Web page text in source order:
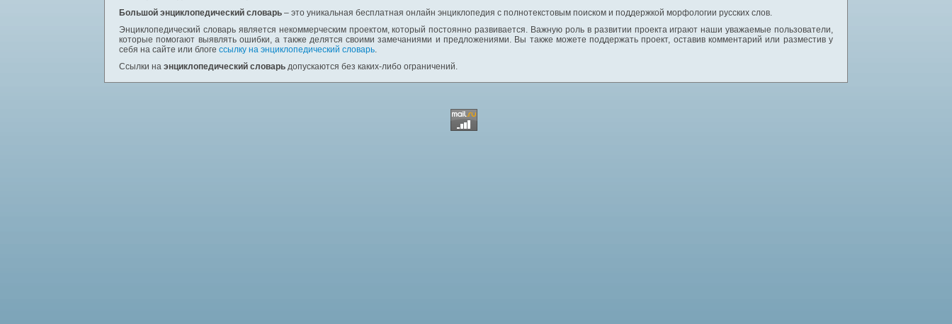
Большой энциклопедический словарь – это уникальная бесплатная онлайн энциклопедия с полнотекстовым поиском и поддержкой морфологии русских слов.
Энциклопедический словарь является некоммерческим проектом, который постоянно развивается. Важную роль в развитии проекта играют наши уважаемые пользователи,
которые помогают выявлять ошибки, а также делятся своими замечаниями и предложениями. Вы также можете поддержать проект, оставив комментарий или разместив у
себя на сайте или блоге ссылку на энциклопедический словарь.
Ссылки на энциклопедический словарь допускаются без каких-либо ограничений.